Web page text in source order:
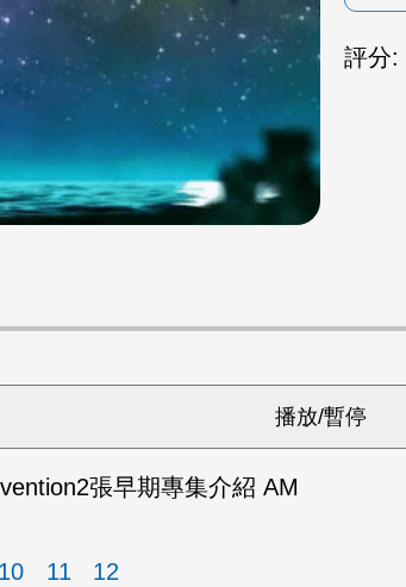
評分:
張早期專集介紹 AM
10 11 12